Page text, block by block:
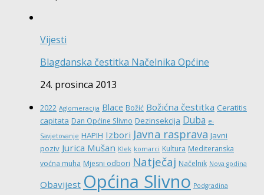
Vijesti
Blagdanska čestitka Načelnika Općine
24. prosinca 2013
2022 Aglomeracija Blace Božić Božićna čestitka Ceratitis
capitata Dan Općine Slivno Dezinsekcija Duba e-
Savjetovanje HAPIH Izbori Javna rasprava Javni
poziv Jurica Mušan Klek komarci Kultura Mediteranska
voćna muha Mjesni odbori Natječaj Načelnik Nova godina
Obavijest Općina Slivno Podgradina